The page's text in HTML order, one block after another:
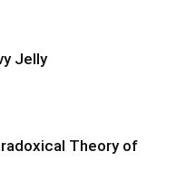
Jelly
Theory of